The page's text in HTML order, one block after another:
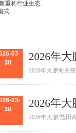
重构行业生态.
式.
03-
30
2026年
2026年大鹏海关
03-
30
2026年
2026年大鹏/盐田